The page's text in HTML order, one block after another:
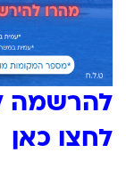
להרשמה
לחצו כאן